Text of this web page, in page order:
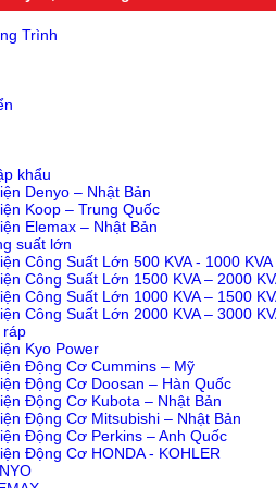
Trình
khẩu
Denyo – Nhật Bản
Koop – Trung Quốc
Elemax – Nhật Bản
suất lớn
Công Suất Lớn 500 KVA - 1000 KVA
Công Suất Lớn 1500 KVA – 2000
Công Suất Lớn 1000 KVA – 1500
Công Suất Lớn 2000 KVA – 3000
ráp
Kyo Power
Động Cơ Cummins – Mỹ
Động Cơ Doosan – Hàn Quốc
Động Cơ Kubota – Nhật Bản
Động Cơ Mitsubishi – Nhật Bản
Động Cơ Perkins – Anh Quốc
Động Cơ HONDA - KOHLER